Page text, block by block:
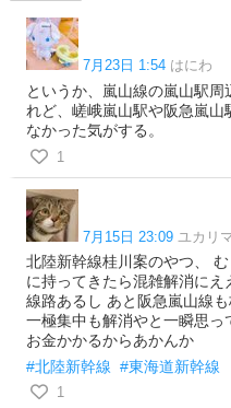
7月23日 1:54 はにわ
というか、嵐山線の嵐山駅
れど、嵯峨嵐山駅や阪急嵐
なかった気がする。
1
7月15日 23:09 ユカリ
北陸新幹線桂川案のやつ、
に持ってきたら混雑解消に
線路あるし あと阪急嵐山線
一極集中も解消やと一瞬思
お金かかるからあかんか
#北陸新幹線 #東海道新幹線
1